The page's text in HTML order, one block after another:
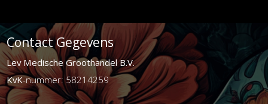
Contact Gegevens
Lev Medische Groothandel B.V.
KvK-nummer: 58214259